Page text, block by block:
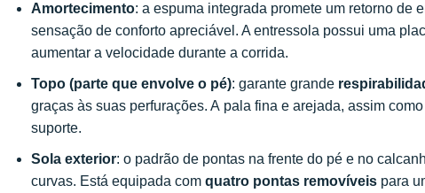
Amortecimento: a espuma integrada promete um retorno de
sensação de conforto apreciável. A entressola possui uma
aumentar a velocidade durante a corrida.
Topo (parte que envolve o pé): garante grande
graças às suas perfurações. A pala fina e arejada, assim
suporte.
Sola exterior: o padrão de pontas na frente do pé e no
curvas. Está equipada com quatro pontas removíveis para